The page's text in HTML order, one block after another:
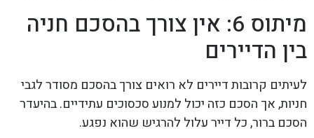
מיתוס 6: אין צורך בהסכם חניה
בין הדיירים
לעיתים קרובות דיירים לא רואים צורך בהסכם מסודר לגבי
חניות, אך הסכם כזה יכול למנוע סכסוכים עתידיים. בהיעדר
הסכם ברור, כל דייר עלול להרגיש שהוא נפגע.